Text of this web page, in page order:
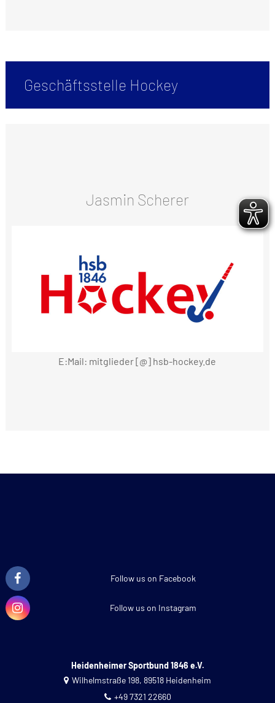
Geschäftsstelle Hockey
Jasmin Scherer
E:Mail: mitglieder [@] hsb-hockey.de
Follow us on Facebook
Follow us on Instagram
Heidenheimer Sportbund 1846 e.V.
Wilhelmstraße 198, 89518 Heidenheim
+49 7321 22660